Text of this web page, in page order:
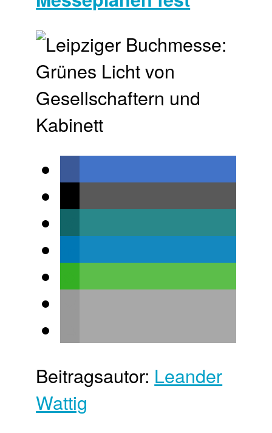
Beitragsautor: Leander
Wattig